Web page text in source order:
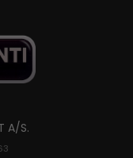
A/S.